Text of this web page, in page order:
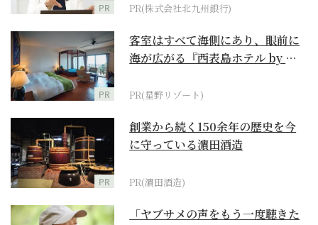
PR PR(株式会社北九州銀行)
PR
客室はすべて海側にあり、眼前に
海が広がる『西表島ホテル by 星
PR(星野リゾート)
PR
創業から続く150余年の歴史を今
に守っている濵田酒造
PR(濵田酒造)
「ヤブサメの声をもう一度聴きた